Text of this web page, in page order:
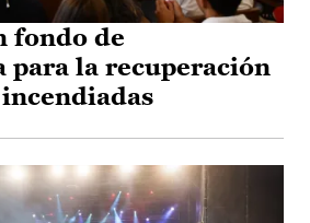
fondo de
para la recuperación